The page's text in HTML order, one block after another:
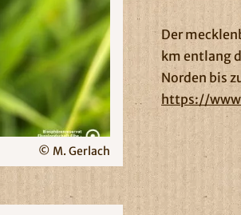
© M. Gerlach
Der
km entlang
Norden bis
https://